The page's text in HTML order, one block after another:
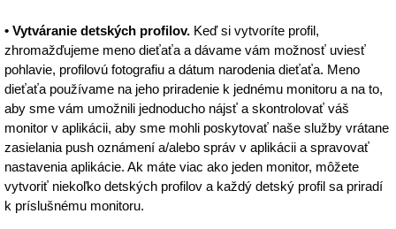
• Vytváranie detských profilov. Keď si vytvoríte profil,
zhromažďujeme meno dieťaťa a dávame vám možnosť uviesť
pohlavie, profilovú fotografiu a dátum narodenia dieťaťa. Meno
dieťaťa používame na jeho priradenie k jednému monitoru a na to,
aby sme vám umožnili jednoducho nájsť a skontrolovať váš
monitor v aplikácii, aby sme mohli poskytovať naše služby vrátane
zasielania push oznámení a/alebo správ v aplikácii a spravovať
nastavenia aplikácie. Ak máte viac ako jeden monitor, môžete
vytvoriť niekoľko detských profilov a každý detský profil sa priradí
k príslušnému monitoru.